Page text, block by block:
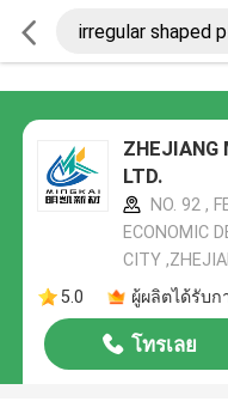
ZHEJIANG
LTD.
NO. 92 ,
ECONOMIC
CITY
5.0
ผู้ผลิตได้รับก
โทรเลย